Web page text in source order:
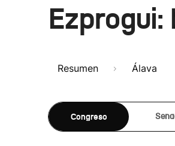
Resumen Álava
Congreso